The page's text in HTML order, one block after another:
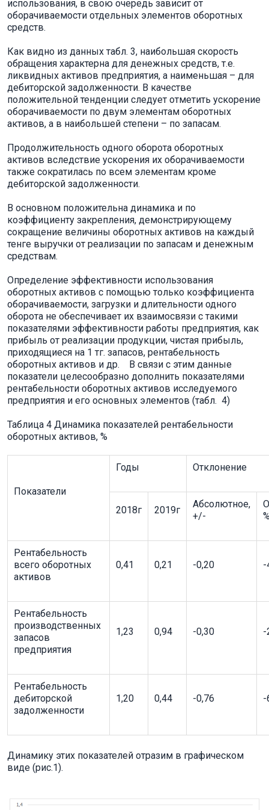
использования, в свою очередь зависит от
оборачиваемости отдельных элементов оборотных
средств.
Как видно из данных табл. 3, наибольшая скорость
обращения характерна для денежных средств, т.е.
ликвидных активов предприятия, а наименьшая – для
дебиторской задолженности. В качестве
положительной тенденции следует отметить ускорение
оборачиваемости по двум элементам оборотных
активов, а в наибольшей степени – по запасам.
Продолжительность одного оборота оборотных
активов вследствие ускорения их оборачиваемости
также сократилась по всем элементам кроме
дебиторской задолженности.
В основном положительна динамика и по
коэффициенту закрепления, демонстрирующему
сокращение величины оборотных активов на каждый
тенге выручки от реализации по запасам и денежным
средствам.
Определение эффективности использования
оборотных активов с помощью только коэффициента
оборачиваемости, загрузки и длительности одного
оборота не обеспечивает их взаимосвязи с такими
показателями эффективности работы предприятия, как
прибыль от реализации продукции, чистая прибыль,
приходящиеся на 1 тг. запасов, рентабельность
оборотных активов и др. В связи с этим данные
показатели целесообразно дополнить показателями
рентабельности оборотных активов исследуемого
предприятия и его основных элементов (табл. 4)
Таблица 4 Динамика показателей рентабельности
оборотных активов, %
Показатели
Годы Отклонение
2018г 2019г
Абсолютное,
+/-
Рентабельность
всего оборотных
активов
0,41 0,21 -0,20 -
Рентабельность
производственных
запасов
предприятия
1,23 0,94 -0,30 -
Рентабельность
дебиторской
задолженности
1,20 0,44 -0,76 -
Динамику этих показателей отразим в графическом
виде (рис.1).